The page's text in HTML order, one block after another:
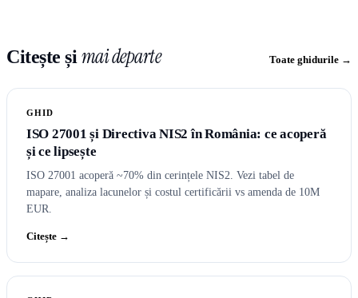
Citește șimai departe Toate ghidurile →
GHID
ISO 27001 și Directiva NIS2 în România: ce acoperă
și ce lipsește
ISO 27001 acoperă ~70% din cerințele NIS2. Vezi tabel de
mapare, analiza lacunelor și costul certificării vs amenda de 10M
EUR.
Citește →